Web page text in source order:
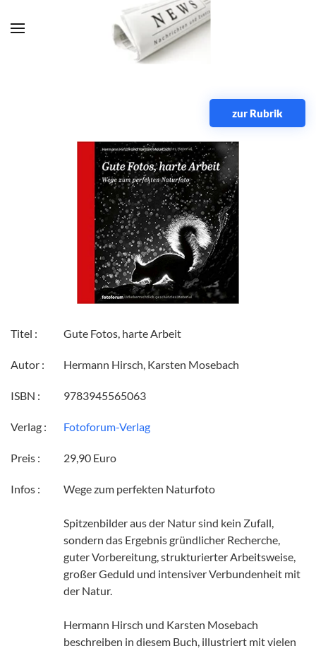
Zum Hauptinhalt springen
zur Rubrik
Titel : Gute Fotos, harte Arbeit
Autor : Hermann Hirsch, Karsten Mosebach
ISBN : 9783945565063
Verlag : Fotoforum-Verlag
Preis : 29,90 Euro
Infos : Wege zum perfekten Naturfoto
Spitzenbilder aus der Natur sind kein Zufall,
sondern das Ergebnis gründlicher Recherche,
guter Vorbereitung, strukturierter Arbeitsweise,
großer Geduld und intensiver Verbundenheit mit
der Natur.
Hermann Hirsch und Karsten Mosebach
beschreiben in diesem Buch, illustriert mit vielen